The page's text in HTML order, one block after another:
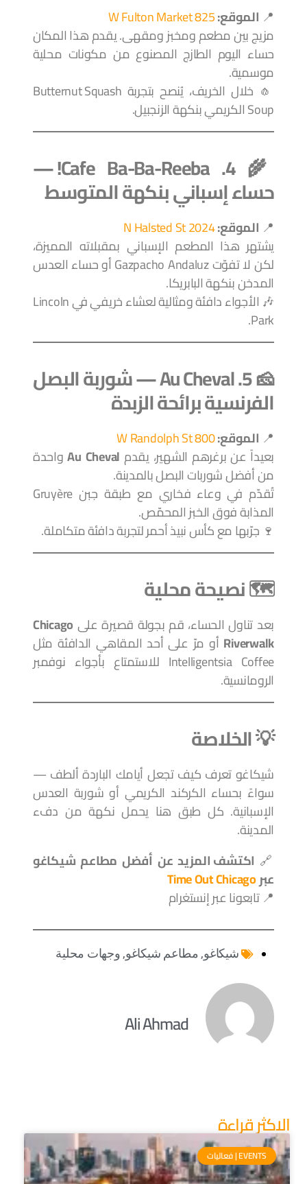
📍 الموقع:825 W Fulton Market
مزيج بين مطعم ومخبز ومقهى. يقدم هذا المكان
حساء اليوم الطازج المصنوع من مكونات محلية
موسمية.
🧄 خلال الخريف، يُنصح بتجربة Butternut Squash
Soup الكريمي بنكهة الزنجبيل.
🌾 4. Cafe Ba-Ba-Reeba! —
حساء إسباني بنكهة المتوسط
📍 الموقع:2024 N Halsted St
يشتهر هذا المطعم الإسباني بمقبلاته المميزة،
لكن لا تفوّت Gazpacho Andaluz أو حساء العدس
المدخن بنكهة البابريكا.
🎶 الأجواء دافئة ومثالية لعشاء خريفي في Lincoln
Park.
🧀 5. Au Cheval — شوربة البصل
الفرنسية برائحة الزبدة
📍 الموقع:800 W Randolph St
بعيداً عن برغرهم الشهير، يقدم Au Chevalواحدة
من أفضل شوربات البصل بالمدينة.
تُقدّم في وعاء فخاري مع طبقة جبن Gruyère
المذابة فوق الخبز المحمّص.
🍷 جرّبها مع كأس نبيذ أحمر لتجربة دافئة متكاملة.
🗺️ نصيحة محلية
بعد تناول الحساء، قم بجولة قصيرة على Chicago
Riverwalkأو مرّ على أحد المقاهي الدافئة مثل
Intelligentsia Coffee للاستمتاع بأجواء نوفمبر
الرومانسية.
💡 الخلاصة
شيكاغو تعرف كيف تجعل أيامك الباردة ألطف —
سواءً بحساء الكركند الكريمي أو شوربة العدس
الإسبانية. كل طبق هنا يحمل نكهة من دفء
المدينة.
🔗 اكتشف المزيد عن أفضل مطاعم شيكاغو
عبرTime Out Chicago
📍 تابعونا عبر إنستغرام
شيكاغو, مطاعم شيكاغو, وجهات محلية
Ali Ahmad
الاكثر قراءة
EVENTS | فعاليات